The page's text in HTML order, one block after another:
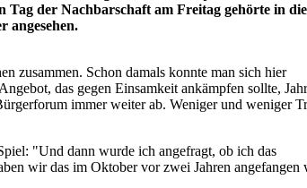
Tag der Nachbarschaft am Freitag gehörte in die
angesehen.
zusammen. Schon damals konnte man sich hier
das gegen Einsamkeit ankämpfen sollte,
immer weiter ab. Weniger und weniger
"Und dann wurde ich angefragt, ob ich das
wir das im Oktober vor zwei Jahren angefangen